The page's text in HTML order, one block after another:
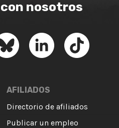
nosotros
AFILIADOS
Directorio de afiliados
Publicar un empleo